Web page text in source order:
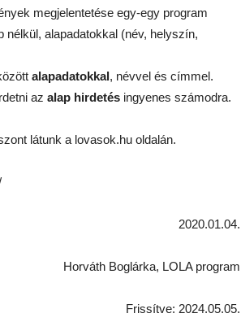
megjelentetése egy-egy program
nélkül, alapadatokkal (név, helyszín,
alapadatokkal, névvel és címmel.
az alap hirdetés ingyenes számodra.
látunk a lovasok.hu oldalán.
2020.01.04.
Horváth Boglárka, LOLA program
Frissítve: 2024.05.05.